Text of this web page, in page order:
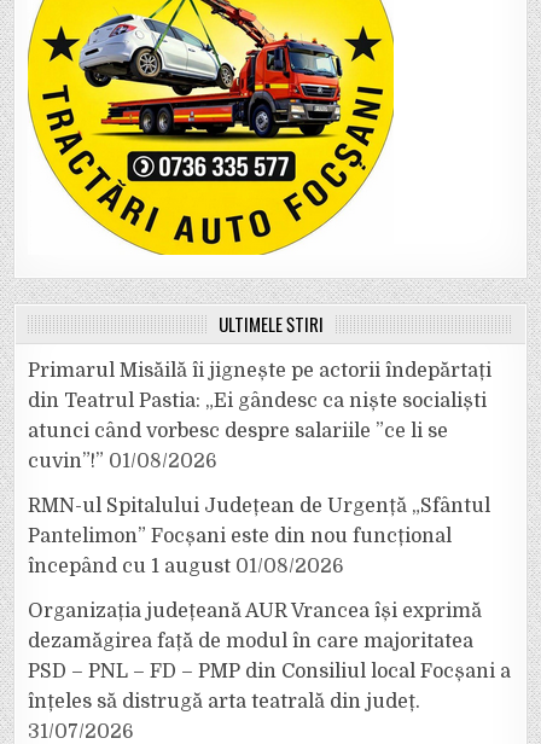
ULTIMELE ȘTIRI
Primarul Misăilă îi jignește pe actorii îndepărtați
din Teatrul Pastia: „Ei gândesc ca niște socialiști
atunci când vorbesc despre salariile ”ce li se
cuvin”!” 01/08/2026
RMN-ul Spitalului Județean de Urgență „Sfântul
Pantelimon” Focșani este din nou funcțional
începând cu 1 august 01/08/2026
Organizația județeană AUR Vrancea își exprimă
dezamăgirea față de modul în care majoritatea
PSD – PNL – FD – PMP din Consiliul local Focșani a
înțeles să distrugă arta teatrală din județ.
31/07/2026